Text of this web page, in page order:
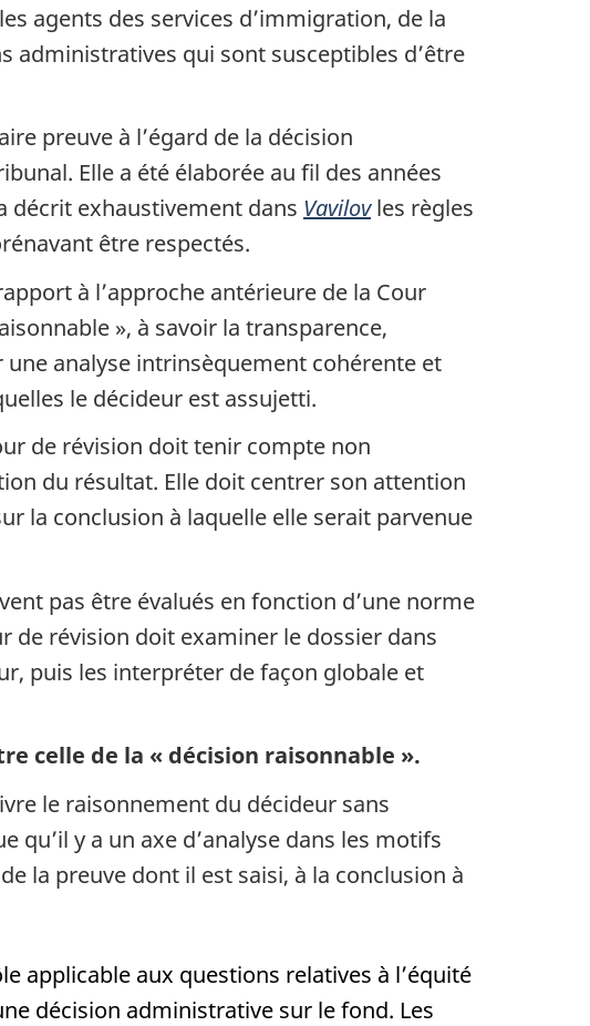
agents des services d’immigration, de la
administratives qui sont susceptibles d’être
preuve à l’égard de la décision
Elle a été élaborée au fil des années
décrit exhaustivement dans Vavilovles règles
être respectés.
à l’approche antérieure de la Cour
», à savoir la transparence,
analyse intrinsèquement cohérente et
le décideur est assujetti.
de révision doit tenir compte non
du résultat. Elle doit centrer son attention
la conclusion à laquelle elle serait parvenue
pas être évalués en fonction d’une norme
de révision doit examiner le dossier dans
puis les interpréter de façon globale et
celle de la « décision raisonnable ».
le raisonnement du décideur sans
qu’il y a un axe d’analyse dans les motifs
la preuve dont il est saisi, à la conclusion à
applicable aux questions relatives à l’équité
décision administrative sur le fond. Les